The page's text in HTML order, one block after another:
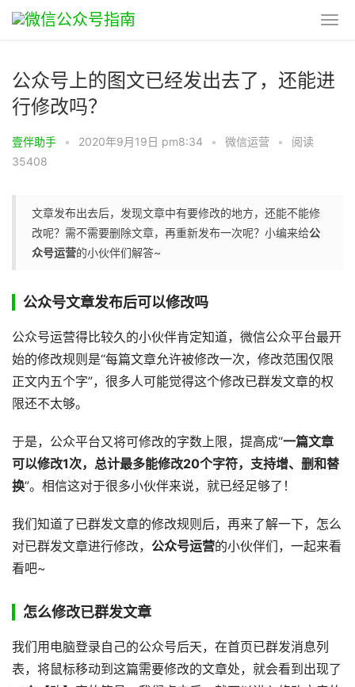
公众号上的图文已经发出去了，还能进
行修改吗？
壹伴助手 • 2020年9月19日 pm8:34 • 微信运营 •
阅读
35408
文章发布出去后，发现文章中有要修改的地方，还能不能修
改呢？需不需要删除文章，再重新发布一次呢？小编来给公
众号运营的小伙伴们解答~
公众号文章发布后可以修改吗
公众号运营得比较久的小伙伴肯定知道，微信公众平台最开
始的修改规则是“每篇文章允许被修改一次，修改范围仅限
正文内五个字”，很多人可能觉得这个修改已群发文章的权
限还不太够。
于是，公众平台又将可修改的字数上限，提高成“一篇文章
可以修改1次，总计最多能修改20个字符，支持增、删和替
换”。相信这对于很多小伙伴来说，就已经足够了！
我们知道了已群发文章的修改规则后，再来了解一下，怎么
对已群发文章进行修改， 公众号运营的小伙伴们，一起来看
看吧~
怎么修改已群发文章
我们用电脑登录自己的公众号后天，在首页已群发消息列
表，将鼠标移动到这篇需要修改的文章处，就会看到出现了